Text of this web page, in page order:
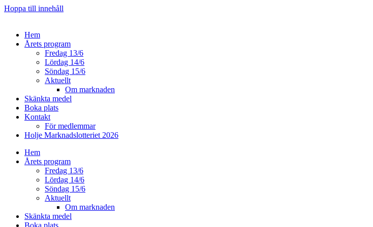
Hoppa till innehåll
Hem
Årets program
Fredag 13/6
Lördag 14/6
Söndag 15/6
Aktuellt
Om marknaden
Skänkta medel
Boka plats
Kontakt
För medlemmar
Holje Marknadslotteriet 2026
Hem
Årets program
Fredag 13/6
Lördag 14/6
Söndag 15/6
Aktuellt
Om marknaden
Skänkta medel
Boka plats